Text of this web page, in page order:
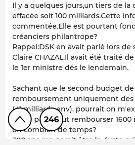
246
Il y a quelques jours,un tiers de
effacée soit 100 milliards.Cette
commentée.Elle est pourtant
créanciers philantrope?
Rappel:DSK en avait parlé lors
Claire CHAZAL.Il avait été traité
le 1er ministre dés le lendemain.
Sachant que le second budget
remboursement uniquement
(41 milliards env), pourrait on
notre pays peut rembourser
en combien de temps?
300 ans me parait être le "juste